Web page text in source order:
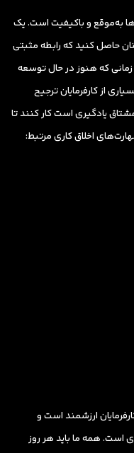
به‌موقع و باکیفیت است. یک
حاصل کنید که رابطه مثبتی
زمانی که هنوز در حال توسعه
از کارفرمایان ترجیح
یادگیری است کار کنند تا
اخلاق کاری مرتبط:
ارزشمند است و
است. همه ما باید هر روز